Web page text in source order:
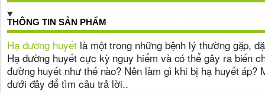
THÔNG TIN SẢN PHẨM
Hạ đường huyếtlà một trong những bệnh lý thường gặp,
Hạ đường huyết cực kỳ nguy hiểm và có thể gây ra biến
đường huyết như thế nào? Nên làm gì khi bị hạ huyết áp?
dưới đây để tìm câu trả lời..